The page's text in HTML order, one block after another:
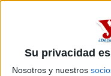
Su privacidad
Nosotros y nuestros